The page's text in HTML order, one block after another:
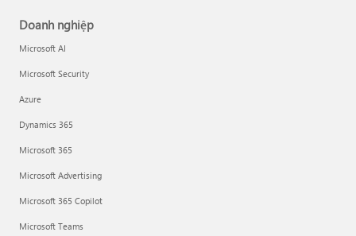
Doanh nghiệp
Microsoft AI
Microsoft Security
Azure
Dynamics 365
Microsoft 365
Microsoft Advertising
Microsoft 365 Copilot
Microsoft Teams